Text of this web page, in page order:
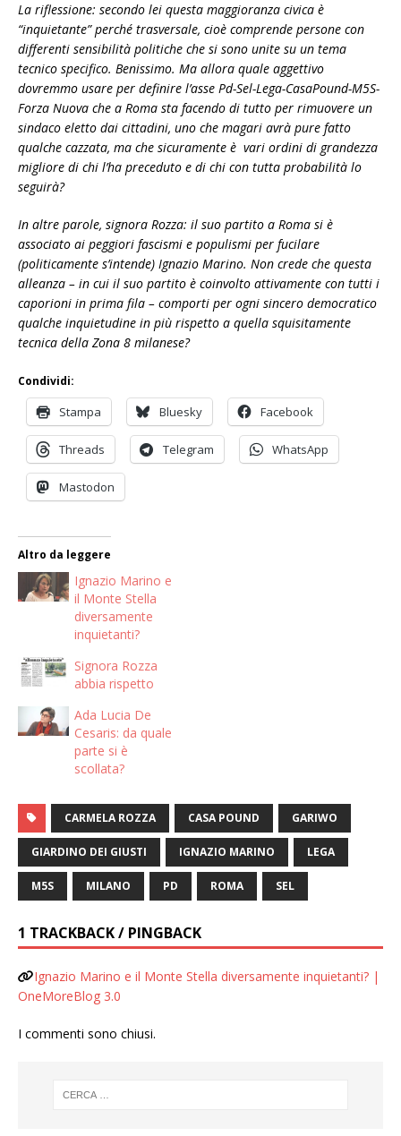
La riflessione: secondo lei questa maggioranza civica è
“inquietante” perché trasversale, cioè comprende persone con
differenti sensibilità politiche che si sono unite su un tema
tecnico specifico. Benissimo. Ma allora quale aggettivo
dovremmo usare per definire l’asse Pd-Sel-Lega-CasaPound-M5S-
Forza Nuova che a Roma sta facendo di tutto per rimuovere un
sindaco eletto dai cittadini, uno che magari avrà pure fatto
qualche cazzata, ma che sicuramente è vari ordini di grandezza
migliore di chi l’ha preceduto e di chi con tutta probabilità lo
seguirà?
In altre parole, signora Rozza: il suo partito a Roma si è
associato ai peggiori fascismi e populismi per fucilare
(politicamente s’intende) Ignazio Marino. Non crede che questa
alleanza – in cui il suo partito è coinvolto attivamente con tutti i
caporioni in prima fila – comporti per ogni sincero democratico
qualche inquietudine in più rispetto a quella squisitamente
tecnica della Zona 8 milanese?
Condividi:
Stampa Bluesky Facebook
Threads Telegram WhatsApp
Mastodon
Altro da leggere
Ignazio Marino e
il Monte Stella
diversamente
inquietanti?
Signora Rozza
abbia rispetto
Ada Lucia De
Cesaris: da quale
parte si è
scollata?
CARMELA ROZZA CASA POUND GARIWO
GIARDINO DEI GIUSTI IGNAZIO MARINO LEGA
M5S MILANO PD ROMA SEL
1 TRACKBACK / PINGBACK
Ignazio Marino e il Monte Stella diversamente inquietanti? |
OneMoreBlog 3.0
I commenti sono chiusi.